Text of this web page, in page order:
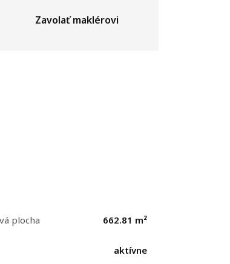
Zavolať maklérovi
plocha 662.81 m²
aktívne